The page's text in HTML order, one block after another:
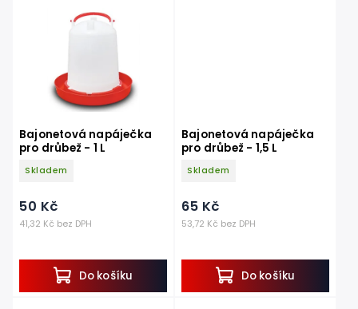
Bajonetová napáječka
pro drůbež - 1 L
Skladem
41,32 Kč bez DPH
50 Kč
Do košíku
Bajonetová napáječka
pro drůbež - 1,5 L
Skladem
53,72 Kč bez DPH
65 Kč
Do košíku